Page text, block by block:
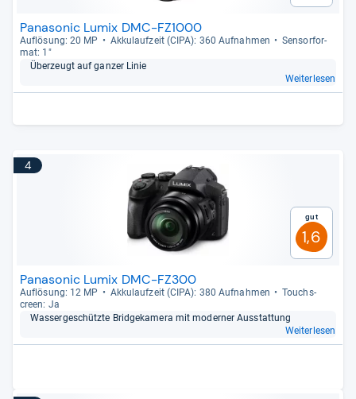
Panasonic Lumix DMC-FZ1000
Auf­lö­sung: 20 MP Akku­lauf­zeit (CIPA): 360 Auf­nah­men
Sen­sor­for­
mat: 1"
Über­zeugt auf gan­zer Linie
Weiterlesen
4
Gut
1,6
Panasonic Lumix DMC-FZ300
Auf­lö­sung: 12 MP Akku­lauf­zeit (CIPA): 380 Auf­nah­men
Touch­s­
creen: Ja
Was­ser­ge­schützte Bridge­ka­mera mit moder­ner Aus­stat­tung
Weiterlesen